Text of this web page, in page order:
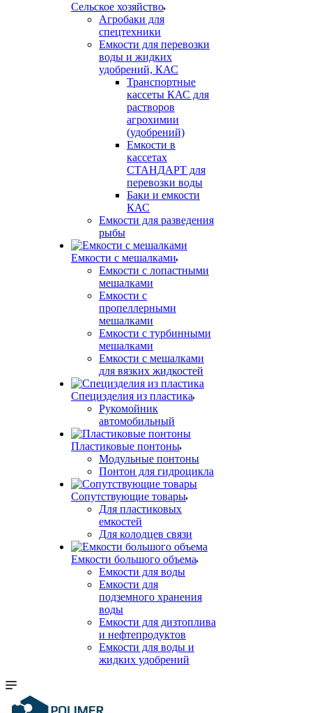
Сельское хозяйство
Агробаки для
спецтехники
Емкости для перевозки
воды и жидких
удобрений, КАС
Транспортные
кассеты КАС для
растворов
агрохимии
(удобрений)
Емкости в
кассетах
СТАНДАРТ для
перевозки воды
Баки и емкости
КАС
Емкости для разведения
рыбы
Емкости с мешалками
Емкости с лопастными
мешалками
Емкости с
пропеллерными
мешалками
Емкости с турбинными
мешалками
Емкости с мешалками
для вязких жидкостей
Специзделия из пластика
Рукомойник
автомобильный
Пластиковые понтоны
Модульные понтоны
Понтон для гидроцикла
Сопутствующие товары
Для пластиковых
емкостей
Для колодцев связи
Емкости большого объема
Емкости для воды
Емкости для
подземного хранения
воды
Емкости для дизтоплива
и нефтепродуктов
Емкости для воды и
жидких удобрений